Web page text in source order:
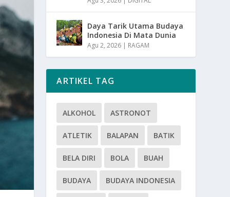
Daya Tarik Utama Budaya
Indonesia Di Mata Dunia
Agu 2, 2026 | RAGAM
ARTIKEL TAG
ALKOHOL ASTRONOT
ATLETIK BALAPAN BATIK
BELA DIRI BOLA BUAH
BUDAYA BUDAYA INDONESIA